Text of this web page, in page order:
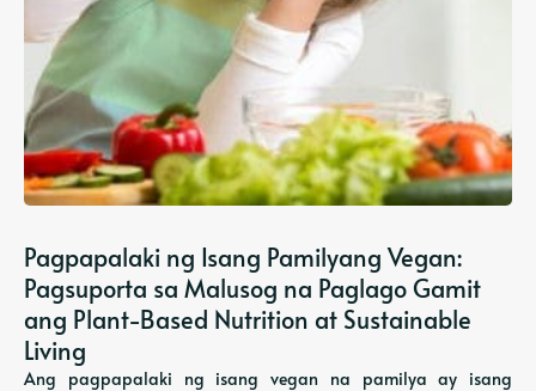
Pagpapalaki ng Isang Pamilyang Vegan:
Pagsuporta sa Malusog na Paglago Gamit
ang Plant-Based Nutrition at Sustainable
Living
Ang pagpapalaki ng isang vegan na pamilya ay isang